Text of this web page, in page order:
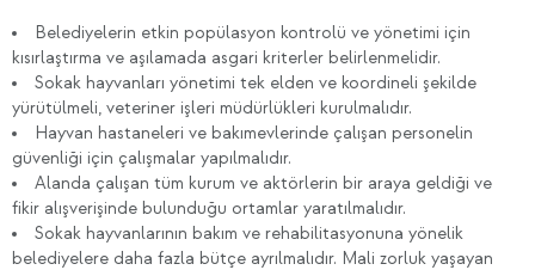
Belediyelerin etkin popülasyon kontrolü ve yönetimi için
kısırlaştırma ve aşılamada asgari kriterler belirlenmelidir.
Sokak hayvanları yönetimi tek elden ve koordineli şekilde
yürütülmeli, veteriner işleri müdürlükleri kurulmalıdır.
Hayvan hastaneleri ve bakımevlerinde çalışan personelin
güvenliği için çalışmalar yapılmalıdır.
Alanda çalışan tüm kurum ve aktörlerin bir araya geldiği ve
fikir alışverişinde bulunduğu ortamlar yaratılmalıdır.
Sokak hayvanlarının bakım ve rehabilitasyonuna yönelik
belediyelere daha fazla bütçe ayrılmalıdır. Mali zorluk yaşayan